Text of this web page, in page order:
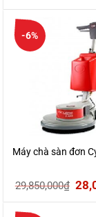
là:
-6%
Máy chà sàn đơn
29,850,000₫ Giá
gốc